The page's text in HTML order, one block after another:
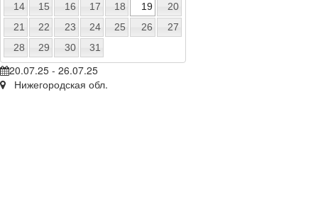
14
15 16 17 18 19
20
21
22 23 24 25 26
27
28
29 30 31
20.07.25 - 26.07.25
Нижегородская обл.